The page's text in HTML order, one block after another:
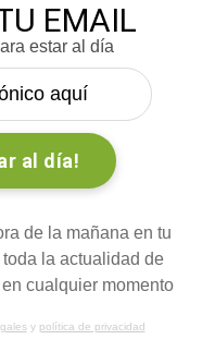
EMAIL
estar al día
de la mañana en tu
la actualidad de
cualquier momento
y política de privacidad